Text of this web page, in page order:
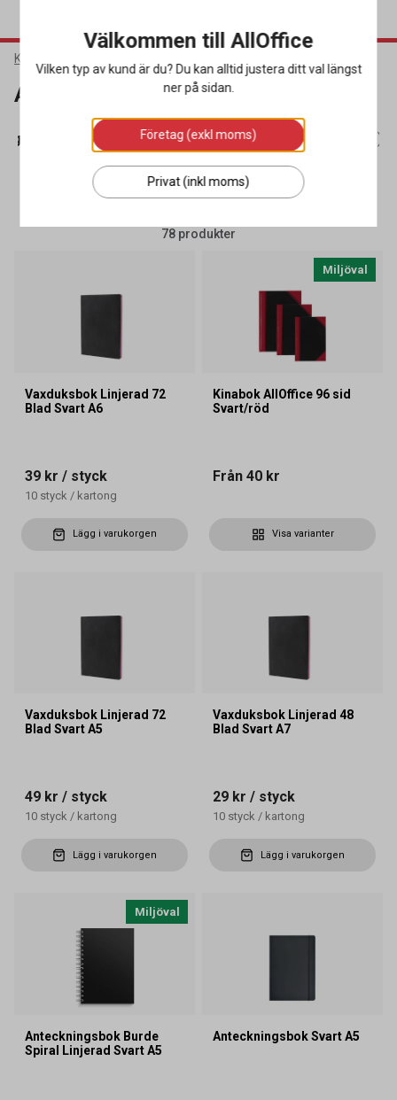
Kontorsmaterial
Anteckningsböcker
(17) Anteckningsböcker(78) Blanketter (36)
SORTERA FILTRERA
78 produkter
Vaxduksbok Linjerad 72
Blad Svart A6
39 kr / styck
10 styck / kartong
Lägg i varukorgen
Miljöval
Kinabok AllOffice 96 sid
Svart/röd
Från 40 kr
Visa varianter
Vaxduksbok Linjerad 72
Blad Svart A5
49 kr / styck
10 styck / kartong
Lägg i varukorgen
Vaxduksbok Linjerad 48
Blad Svart A7
29 kr / styck
10 styck / kartong
Lägg i varukorgen
Miljöval
Anteckningsbok Burde
Spiral Linjerad Svart A5
Anteckningsbok Svart A5
Välkommen till AllOffice
Vilken typ av kund är du? Du kan alltid justera ditt val längst
ner på sidan.
Företag (exkl moms)
Privat (inkl moms)